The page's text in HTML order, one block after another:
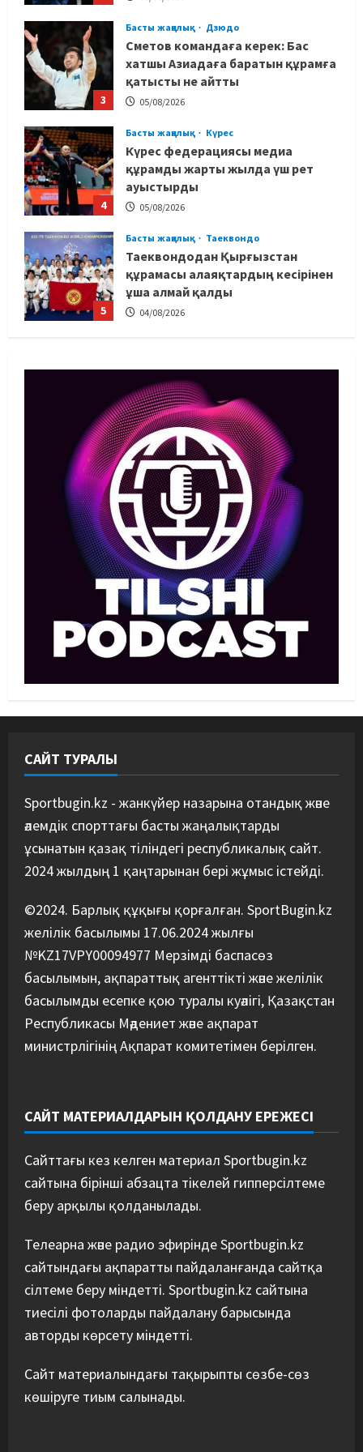
3
Басты жаңалық Дзюдо
Сметов командаға керек: Бас
хатшы Азиадаға баратын құрамға
қатысты не айтты
05/08/2026
4
Басты жаңалық Күрес
Күрес федерациясы медиа
құрамды жарты жылда үш рет
ауыстырды
05/08/2026
5
Басты жаңалық Таеквондо
Таеквондодан Қырғызстан
құрамасы алаяқтардың кесірінен
ұша алмай қалды
04/08/2026
1
федерациясы дағыстандық
маманды тағы да шақыртты
05/08/2026
2
Басты жаңалық Бокс
Санжар Тәшкенбайдың кәсіпқой
рингтегі алғашқы қарсыласы
анықталды
05/08/2026
3
Басты жаңалық Дзюдо
Сметов командаға керек: Бас
хатшы Азиадаға баратын құрамға
қатысты не айтты
05/08/2026
Басты жаңалық Күрес
ауыстырды
құрамасы алаяқтардың кесірінен
ұша алмай қалды
САЙТ ТУРАЛЫ
Sportbugin.kz - жанкүйер назарына отандық және
әлемдік спорттағы басты жаңалықтарды
ұсынатын қазақ тіліндегі республикалық сайт.
2024 жылдың 1 қаңтарынан бері жұмыс істейді.
©2024. Барлық құқығы қорғалған. SportBugin.kz
желілік басылымы 17.06.2024 жылғы
№KZ17VPY00094977 Мерзімді баспасөз
басылымын, ақпараттық агенттікті және желілік
басылымды есепке қою туралы куәлігі, Қазақстан
Республикасы Мәдениет және ақпарат
министрлігінің Ақпарат комитетімен берілген.
САЙТ МАТЕРИАЛДАРЫН ҚОЛДАНУ ЕРЕЖЕСІ
Сайттағы кез келген материал Sportbugin.kz
сайтына бірінші абзацта тікелей гипперсілтеме
беру арқылы қолданылады.
Телеарна және радио эфирінде Sportbugin.kz
сайтындағы ақпаратты пайдаланғанда сайтқа
сілтеме беру міндетті. Sportbugin.kz сайтына
тиесілі фотоларды пайдалану барысында
авторды көрсету міндетті.
Сайт материалындағы тақырыпты сөзбе-сөз
көшіруге тиым салынады.